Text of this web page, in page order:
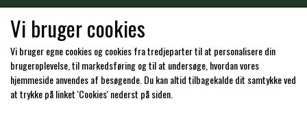
PREMIER EQUINE
RACING TACK
Hos os kan du betale med:
Vi bruger cookies
Vi bruger egne cookies og cookies fra tredjeparter til at personalisere din
brugeroplevelse, til markedsføring og til at undersøge, hvordan vores
hjemmeside anvendes af besøgende. Du kan altid tilbagekalde dit samtykke ved
at trykke på linket 'Cookies' nederst på siden.